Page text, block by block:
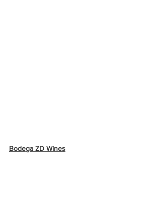
Bodega ZD Wines